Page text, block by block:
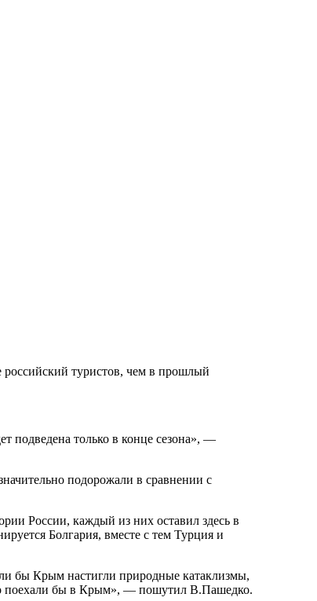
туристов, чем в прошлый
подведена только в конце сезона», —
подорожали в сравнении с
России, каждый из них оставил здесь в
Болгария, вместе с тем Турция и
бы Крым настигли природные катаклизмы,
поехали бы в Крым», — пошутил В.Пашедко.